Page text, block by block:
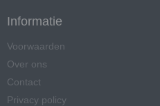
Informatie
Voorwaarden
Over ons
Contact
Privacy policy